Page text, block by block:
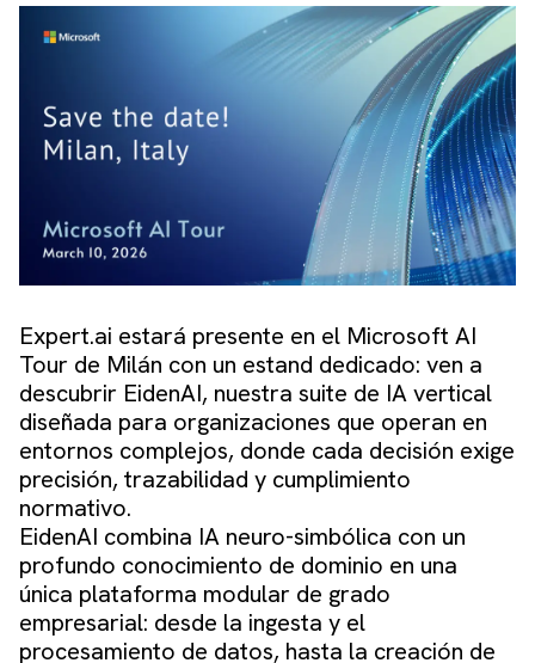
Expert.ai estará presente en el Microsoft AI
Tour de Milán con un estand dedicado: ven a
descubrir EidenAI, nuestra suite de IA vertical
diseñada para organizaciones que operan en
entornos complejos, donde cada decisión exige
precisión, trazabilidad y cumplimiento
normativo.
EidenAI combina IA neuro-simbólica con un
profundo conocimiento de dominio en una
única plataforma modular de grado
empresarial: desde la ingesta y el
procesamiento de datos, hasta la creación de